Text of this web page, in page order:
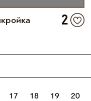
2
17 18 19 20